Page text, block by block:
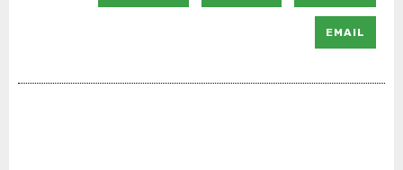
EMAIL